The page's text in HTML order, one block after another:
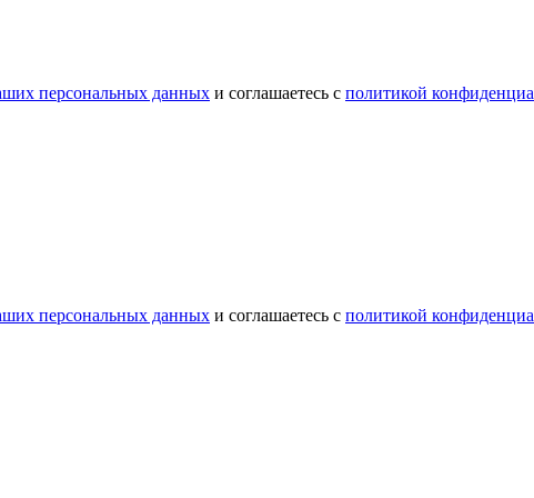
персональных данных и соглашаетесь с политикой
персональных данных и соглашаетесь с политикой